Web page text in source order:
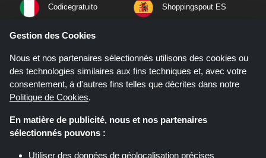
Codicegratuito Shoppingspout ES
Shoppingspout NL
Shoppingspout PT Shoppingspout NO
Gestion des Cookies
Nous et nos partenaires sélectionnés utilisons des cookies ou
des technologies similaires aux fins techniques et, avec votre
consentement, à d'autres fins telles que décrites dans notre
Politique de Cookies.
En matière de publicité, nous et nos partenaires
sélectionnés pouvons :
Utiliser des données de géolocalisation précises